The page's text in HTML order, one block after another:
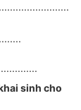
sinh cho